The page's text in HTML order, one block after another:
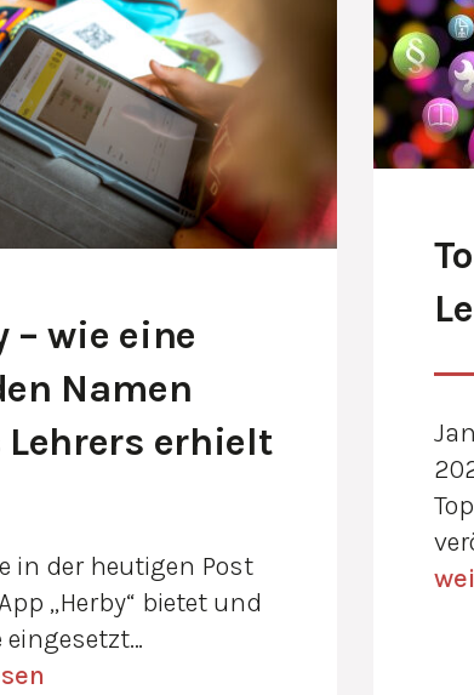
– wie eine
Namen
Lehrers erhielt
in der heutigen Post
„Herby“ bietet und
eingesetzt…